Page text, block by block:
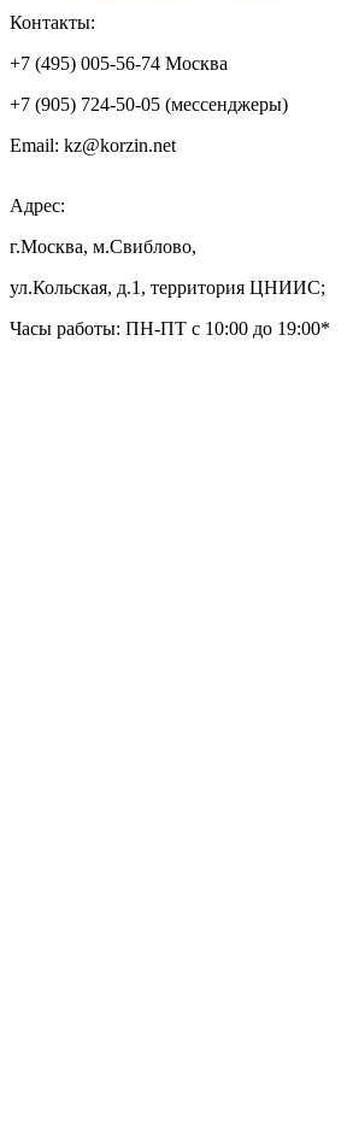
Контакты:
+7 (495) 005-56-74 Москва
+7 (905) 724-50-05 (мессенджеры)
Email: kz@korzin.net
Адрес:
г.Москва, м.Свиблово,
ул.Кольская, д.1, территория ЦНИИС;
Часы работы: ПН-ПТ с 10:00 до 19:00*